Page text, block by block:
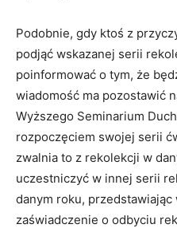
Podobnie, gdy ktoś z
podjąć wskazanej serii
poinformować o tym, że
wiadomość ma pozostawić
Wyższego Seminarium
rozpoczęciem swojej serii
zwalnia to z rekolekcji w
uczestniczyć w innej serii
danym roku,
zaświadczenie o odbyciu